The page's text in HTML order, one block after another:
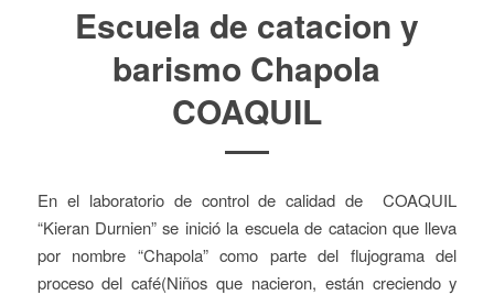
Escuela de catacion y
barismo Chapola
COAQUIL
En el laboratorio de control de calidad de COAQUIL
“Kieran Durnien” se inició la escuela de catacion que lleva
por nombre “Chapola” como parte del flujograma del
proceso del café(Niños que nacieron, están creciendo y